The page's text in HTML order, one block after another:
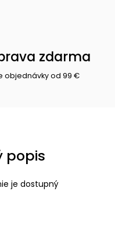
zdarma
objednávky od 99 €
popis
je dostupný